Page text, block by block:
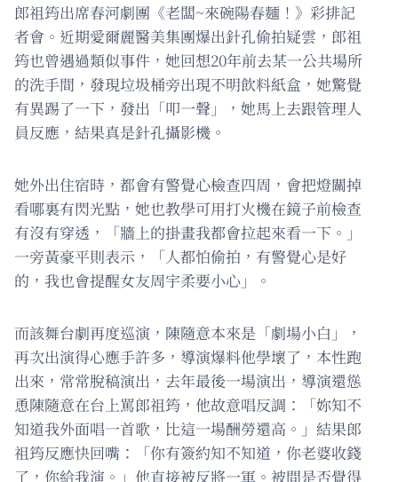
郎祖筠出席春河劇團《老闆~來碗陽春麵！》彩排記
者會。近期愛爾麗醫美集團爆出針孔偷拍疑雲，郎祖
筠也曾遇過類似事件，她回想20年前去某一公共場所
的洗手間，發現垃圾桶旁出現不明飲料紙盒，她驚覺
有異踢了一下，發出「叩一聲」，她馬上去跟管理人
員反應，結果真是針孔攝影機。
她外出住宿時，都會有警覺心檢查四周，會把燈關掉
看哪裏有閃光點，她也教學可用打火機在鏡子前檢查
有沒有穿透，「牆上的掛畫我都會拉起來看一下。」
一旁黃豪平則表示，「人都怕偷拍，有警覺心是好
的，我也會提醒女友周宇柔要小心」。
而該舞台劇再度巡演，陳隨意本來是「劇場小白」，
再次出演得心應手許多，導演爆料他學壞了，本性跑
出來，常常脫稿演出，去年最後一場演出，導演還慫
恿陳隨意在台上罵郎祖筠，他故意唱反調：「妳知不
知道我外面唱一首歌，比這一場酬勞還高。」結果郎
祖筠反應快回嘴：「你有簽約知不知道，你老婆收錢
了，你給我演。」他直接被反將一軍。被問是否覺得